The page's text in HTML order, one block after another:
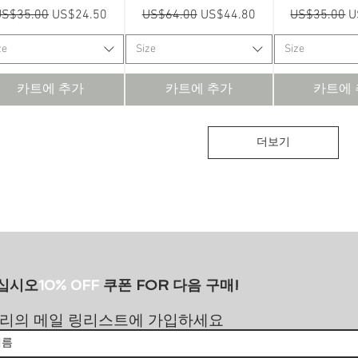
반가 할인가
US$24.50
카트에 추가
일반가
US$64.00 할인가
US$44.80
Size
카트에 추가
일반가
US$35.00
Size
카트에
더보기
시오10% 0FF 쿠폰 FOR 다음 구매!
의 메일 링리스트에 가입하세요